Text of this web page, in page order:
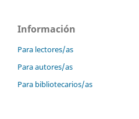
Información
Para lectores/as
Para autores/as
Para bibliotecarios/as